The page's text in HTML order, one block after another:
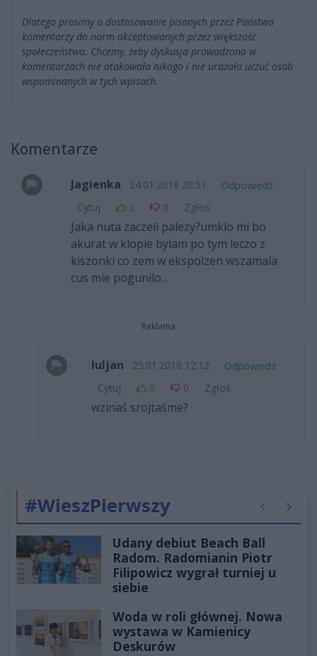
Dlatego prosimy o dostosowanie pisanych przez Państwa
komentarzy do norm akceptowanych przez większość
społeczeństwa. Chcemy, żeby dyskusja prowadzona w
komentarzach nie atakowała nikogo i nie urażała uczuć osób
wspominanych w tych wpisach.
Komentarze
Jagienka 24.01.2018 20:51
Odpowiedz
Cytuj
2 0 Zgłoś
Jaka nuta zaczeli palezy?umklo mi bo
akurat w klopie bylam po tym leczo z
kiszonki co zem w ekspolzen wszamala
cus mie pogunilo...
Reklama
luljan 25.01.2018 12:12
Odpowiedz
Cytuj
0 0 Zgłoś
wzinaś srojtaśme?
#WieszPierwszy Poprzednie
Udany debiut Beach Ball
Radom. Radomianin Piotr
Filipowicz wygrał turniej u
siebie
Woda w roli głównej. Nowa
wystawa w Kamienicy
Deskurów